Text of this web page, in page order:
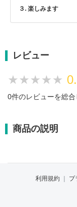
３. 楽しみます
レビュー
★★★★★
★★★★★
0件のレビューを総合
商品の説明
利用規約 プ